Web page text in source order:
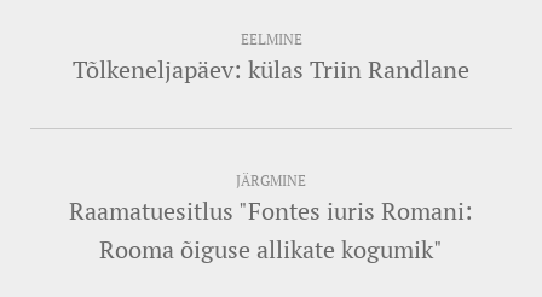
EELMINE
Tõlkeneljapäev: külas Triin Randlane
JÄRGMINE
Raamatuesitlus "Fontes iuris Romani:
Rooma õiguse allikate kogumik"